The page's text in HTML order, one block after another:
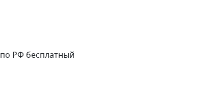
РФ бесплатный